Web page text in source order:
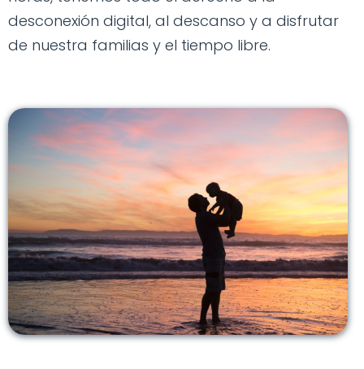
desconexión digital, al descanso y a disfrutar
de nuestra familias y el tiempo libre.